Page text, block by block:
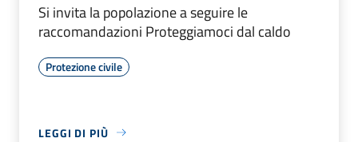
Si invita la popolazione a seguire le
raccomandazioni Proteggiamoci dal caldo
Protezione civile
LEGGI DI PIÙ